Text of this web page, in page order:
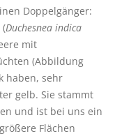
Doppelgänger:
(Duchesnea indica
mit
(Abbildung
haben, sehr
gelb. Sie stammt
und ist bei uns ein
Flächen